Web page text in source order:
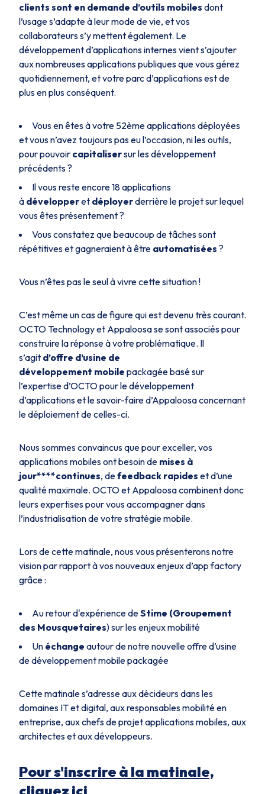
clients sont en demande d’outils mobiles dont
l’usage s’adapte à leur mode de vie, et vos
collaborateurs s’y mettent également. Le
développement d’applications internes vient s’ajouter
aux nombreuses applications publiques que vous gérez
quotidiennement, et votre parc d’applications est de
plus en plus conséquent.
Vous en êtes à votre 52ème applications déployées
et vous n’avez toujours pas eu l’occasion, ni les outils,
pour pouvoir capitalisersur les développement
précédents ?
Il vous reste encore 18 applications
à développeret déployerderrière le projet sur lequel
vous êtes présentement ?
Vous constatez que beaucoup de tâches sont
répétitives et gagneraient à être automatisées ?
Vous n’êtes pas le seul à vivre cette situation !
C’est même un cas de figure qui est devenu très courant.
OCTO Technology et Appaloosa se sont associés pour
construire la réponse à votre problématique. Il
s’agit d’offre d’usine de
développement mobile packagée basé sur
l’expertise d’OCTO pour le développement
d’applications et le savoir-faire d’Appaloosa concernant
le déploiement de celles-ci.
Nous sommes convaincus que pour exceller, vos
applications mobiles ont besoin de mises à
jour****continues, defeedback rapides et d’une
qualité maximale. OCTO et Appaloosa combinent donc
leurs expertises pour vous accompagner dans
l’industrialisation de votre stratégie mobile.
Lors de cette matinale, nous vous présenterons notre
vision par rapport à vos nouveaux enjeux d’app factory
grâce :
Au retour d'expérience deStime (Groupement
des Mousquetaires) sur les enjeux mobilité
Un échange autour de notre nouvelle offre d’usine
de développement mobile packagée
Cette matinale s’adresse aux décideurs dans les
domaines IT et digital, aux responsables mobilité en
entreprise, aux chefs de projet applications mobiles, aux
architectes et aux développeurs.
Pour s'inscrire à la matinale,